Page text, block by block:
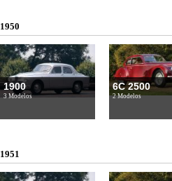
1950
1900
3 Modelos
6C 2500
2 Modelos
1951